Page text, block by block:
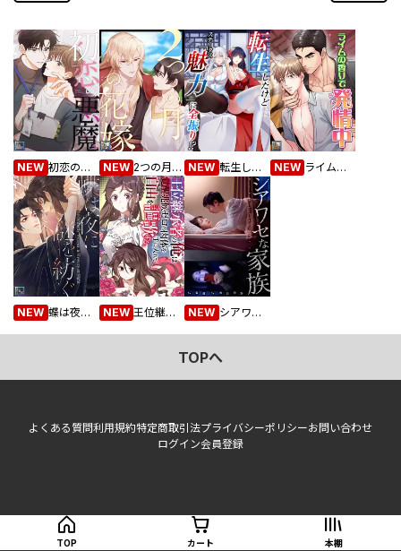
NEW 初恋の悪魔【全年齢版】(28) NEW 2つの月の花嫁【全年齢版】(26) NEW 転生したけどステータス「魅力」に全振り！？(64) NEW ライムの香りで発情中【全年齢版】(20)
NEW 蝶は夜に謎を紡ぐ【全年齢版】(19) NEW 王位継承者の俺は覚醒兆候ゼロの肉体を手に入れて自由を謳歌する。(136) NEW シアワセな家族６４
TOPへ
よくある質問利用規約特定商取引法プライバシーポリシーお問い合わせ
ログイン会員登録
TOP カート 本棚